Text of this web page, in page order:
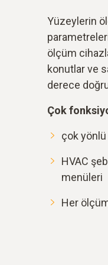
Yüzeylerin
ölçüm
konutlar ve
derece
Çok
çok
HVAC
menüleri
Her